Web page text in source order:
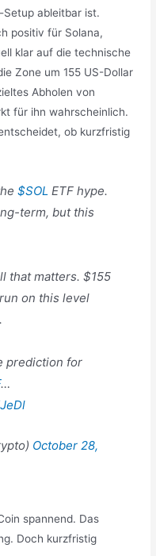
ableitbar ist.
positiv für Solana,
klar auf die technische
Zone um 155 US-Dollar
Abholen von
für ihn wahrscheinlich.
ob kurzfristig
$SOL ETF hype.
term, but this
that matters. $155
on this level
prediction for
…
October 28,
spannend. Das
Doch kurzfristig